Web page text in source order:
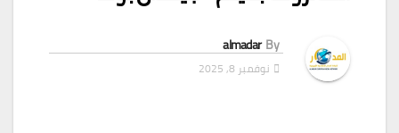
By
almadar
نوفمبر 8, 2025